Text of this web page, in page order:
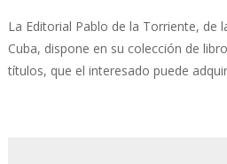
La Editorial Pablo de la Torriente, de
Cuba, dispone en su colección de
títulos, que el interesado puede